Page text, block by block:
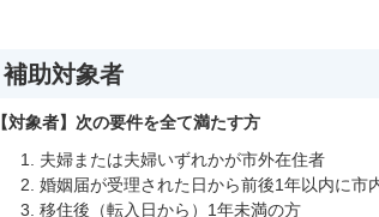
補助対象者
【対象者】次の要件を全て満たす方
夫婦または夫婦いずれかが市外在住者
婚姻届が受理された日から前後1年以内に市
移住後（転入日から）1年未満の方